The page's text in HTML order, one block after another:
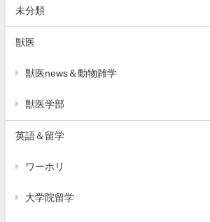
未分類
獣医
獣医news＆動物雑学
獣医学部
英語＆留学
ワーホリ
大学院留学